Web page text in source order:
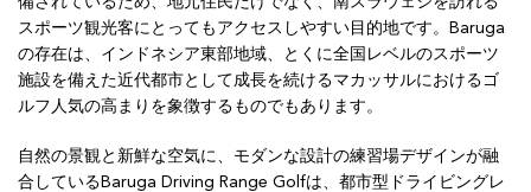
スポーツ観光客にとってもアクセスしやすい目的地です。Baruga
の存在は、インドネシア東部地域、とくに全国レベルのスポーツ
施設を備えた近代都市として成長を続けるマカッサルにおけるゴ
ルフ人気の高まりを象徴するものでもあります。
自然の景観と新鮮な空気に、モダンな設計の練習場デザインが融
合しているBaruga Driving Range Golfは、都市型ドライビングレ